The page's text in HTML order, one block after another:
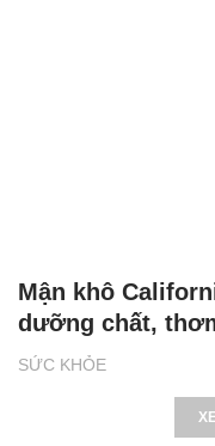
SỨC KHỎE
Mận khô
dưỡng chất,